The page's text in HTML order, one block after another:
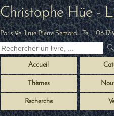
Christophe Hüe -
Paris 9e, 1 rue Pierre Semard- Tel. :06 17
Accueil
Thèmes
Recherche